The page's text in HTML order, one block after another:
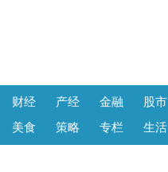
财经 产经 金融 股市
美食
策略 专栏 生活